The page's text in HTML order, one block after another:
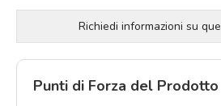
Richiedi informazioni su
Punti di Forza del Prodotto